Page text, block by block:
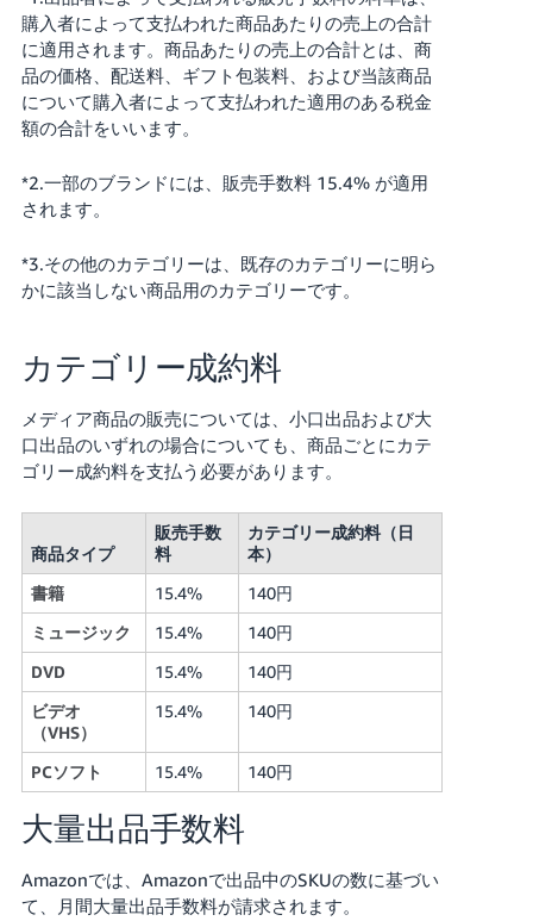
購入者によって支払われた商品あたりの売上の合計
に適用されます。商品あたりの売上の合計とは、商
品の価格、配送料、ギフト包装料、および当該商品
について購入者によって支払われた適用のある税金
額の合計をいいます。
*2.一部のブランドには、販売手数料 15.4% が適用
されます。
*3.その他のカテゴリーは、既存のカテゴリーに明ら
かに該当しない商品用のカテゴリーです。
カテゴリー成約料
メディア商品の販売については、小口出品および大
口出品のいずれの場合についても、商品ごとにカテ
ゴリー成約料を支払う必要があります。
商品タイプ
販売手数
料
カテゴリー成約料（日
本）
書籍
15.4%
140円
ミュージック
15.4%
140円
DVD
15.4%
140円
ビデオ
（VHS）
15.4% 140円
PCソフト 15.4% 140円
大量出品手数料
Amazonでは、Amazonで出品中のSKUの数に基づい
て、月間大量出品手数料が請求されます。